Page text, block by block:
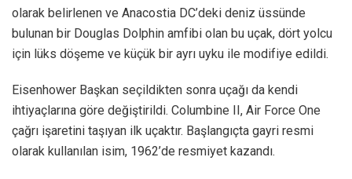
olarak belirlenen ve Anacostia DC’deki deniz üssünde
bulunan bir Douglas Dolphin amfibi olan bu uçak, dört yolcu
için lüks döşeme ve küçük bir ayrı uyku ile modifiye edildi.
Eisenhower Başkan seçildikten sonra uçağı da kendi
ihtiyaçlarına göre değiştirildi. Columbine II, Air Force One
çağrı işaretini taşıyan ilk uçaktır. Başlangıçta gayri resmi
olarak kullanılan isim, 1962’de resmiyet kazandı.